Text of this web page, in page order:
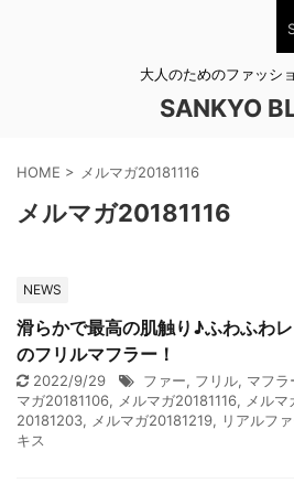
大人のためのファッシ
SANKYO
HOME > メルマガ20181116
メルマガ20181116
NEWS
滑らかで最高の肌触り♪ふわふわ
のフリルマフラー！
2022/9/29 ファー, フリル, マフラ
マガ20181106, メルマガ20181116, メルマ
20181203, メルマガ20181219, リアルフ
キス